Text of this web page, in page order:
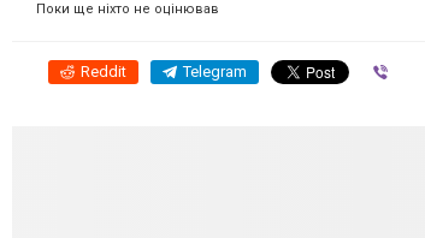
Поки ще ніхто не оцінював
Reddit Telegram